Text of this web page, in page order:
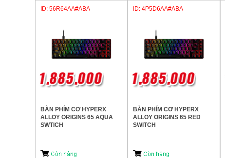
ID: 56R64AA#ABA
BÀN PHÍM CƠ HYPERX
ALLOY ORIGINS 65 AQUA
SWTICH
ID: 4P5D6AA#ABA
BÀN PHÍM CƠ HYPERX
ALLOY ORIGINS 65 RED
SWITCH